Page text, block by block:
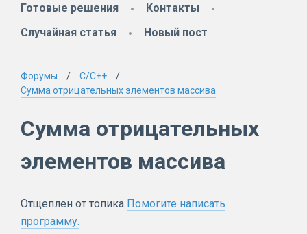
Готовые решения
Контакты
Случайная статья
Новый пост
Форумы
C/C++
Сумма отрицательных элементов массива
Сумма отрицательных
элементов массива
Отщеплен от топика Помогите написать
программу.